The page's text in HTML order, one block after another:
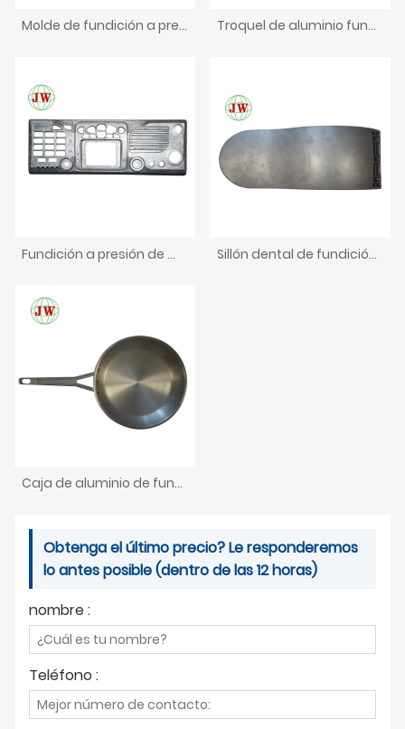
Molde de fundición a presión para electrodomésticos Troquel de aluminio fundido a presión para pieza de unidad dental
Fundición a presión de mecanizado CNC de inversión de piezas de forja en caliente de latón Sillón dental de fundición a presión de aluminio
Caja de aluminio de fundición a presión para caja de hierro electrónico
Obtenga el último precio? Le responderemos
lo antes posible (dentro de las 12 horas)
nombre :
Teléfono :